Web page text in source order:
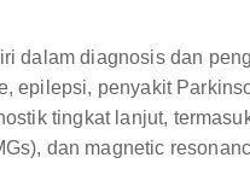
dalam diagnosis dan
epilepsi, penyakit
tingkat lanjut,
dan magnetic